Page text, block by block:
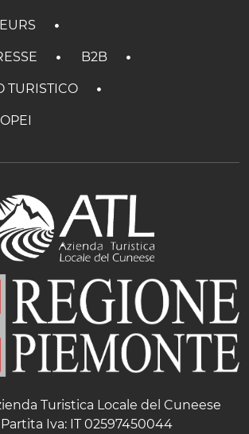
B2B
TURISTICO
Turistica Locale del Cuneese
Partita Iva: IT 02597450044